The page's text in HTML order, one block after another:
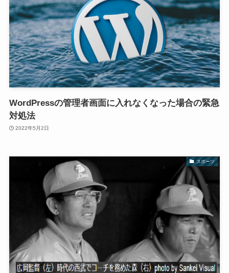
WordPressの管理者画面に入れなくなった場合の緊急
対処法
2022年5月2日
スポーツ